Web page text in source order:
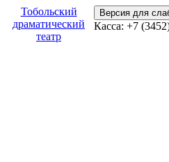
Тобольский
драматический
театр
Версия для
Касса: +7